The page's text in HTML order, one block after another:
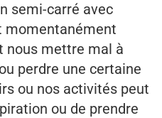
semi-carré avec
momentanément
nous mettre mal à
perdre une certaine
ou nos activités peut
ou de prendre